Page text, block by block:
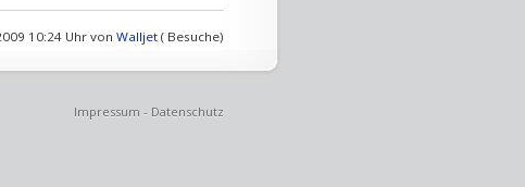
10:24 Uhr von Walljet ( Besuche)
Impressum - Datenschutz